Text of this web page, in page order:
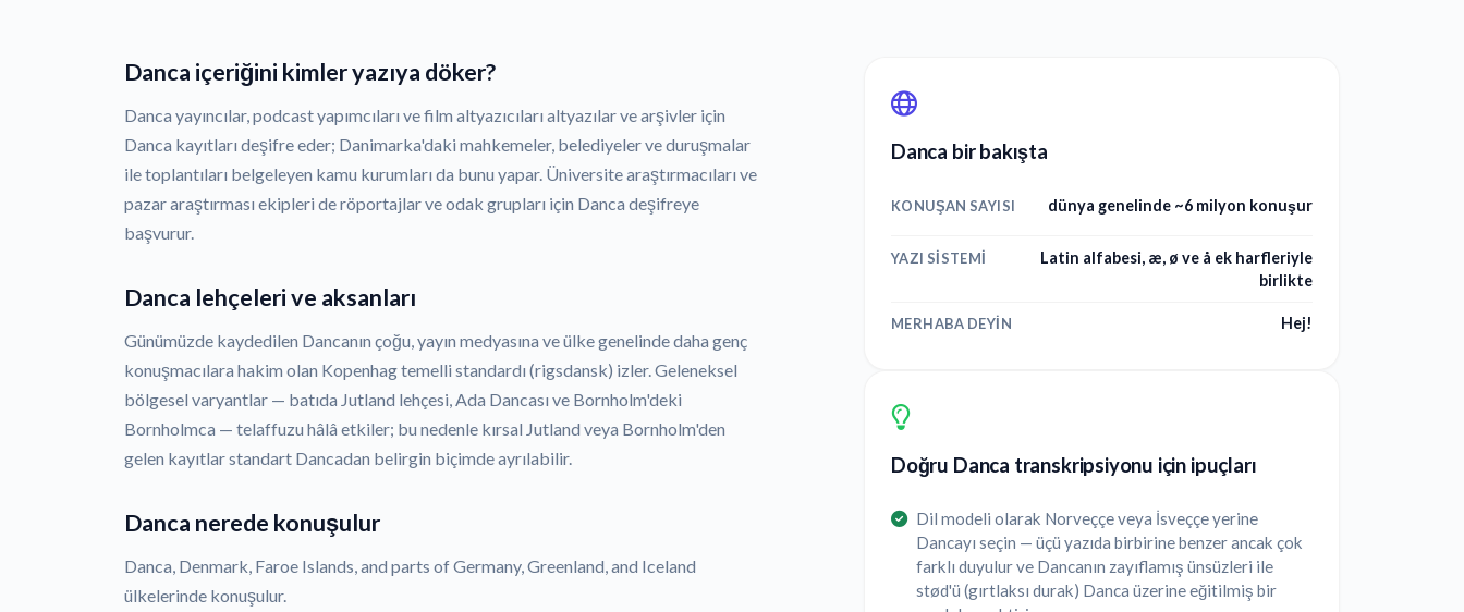
Danca içeriğini kimler yazıya döker?
Danca yayıncılar, podcast yapımcıları ve film altyazıcıları altyazılar ve arşivler için
Danca kayıtları deşifre eder; Danimarka'daki mahkemeler, belediyeler ve duruşmalar
ile toplantıları belgeleyen kamu kurumları da bunu yapar. Üniversite araştırmacıları ve
pazar araştırması ekipleri de röportajlar ve odak grupları için Danca deşifreye
başvurur.
Danca lehçeleri ve aksanları
Günümüzde kaydedilen Dancanın çoğu, yayın medyasına ve ülke genelinde daha genç
konuşmacılara hakim olan Kopenhag temelli standardı (rigsdansk) izler. Geleneksel
bölgesel varyantlar — batıda Jutland lehçesi, Ada Dancası ve Bornholm'deki
Bornholmca — telaffuzu hâlâ etkiler; bu nedenle kırsal Jutland veya Bornholm'den
gelen kayıtlar standart Dancadan belirgin biçimde ayrılabilir.
Danca nerede konuşulur
Danca, Denmark, Faroe Islands, and parts of Germany, Greenland, and Iceland
ülkelerinde konuşulur.
Danca bir bakışta
KONUŞAN SAYISI dünya genelinde ~6 milyon konuşur
YAZI SISTEMI
Latin alfabesi, æ, ø ve å ek harfleriyle
birlikte
MERHABA DEYIN Hej!
Doğru Danca transkripsiyonu için ipuçları
Dil modeli olarak Norveççe veya İsveççe yerine
Dancayı seçin — üçü yazıda birbirine benzer ancak çok
farklı duyulur ve Dancanın zayıflamış ünsüzleri ile
stød'ü (gırtlaksı durak) Danca üzerine eğitilmiş bir